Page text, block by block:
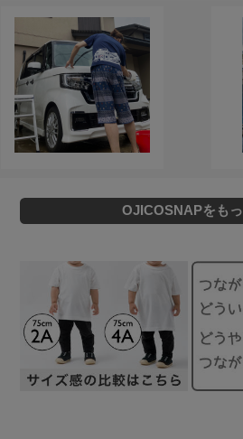
OJICOSNAPをも